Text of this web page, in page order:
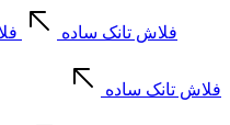
فلاش تانک ساده
فلاش تانک ساده